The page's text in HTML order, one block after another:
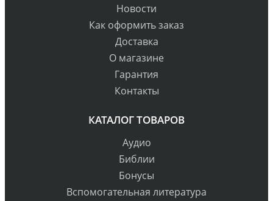
Новости
Как оформить заказ
Доставка
О магазине
Гарантия
Контакты
КАТАЛОГ ТОВАРОВ
Аудио
Библии
Бонусы
Вспомогательная литература